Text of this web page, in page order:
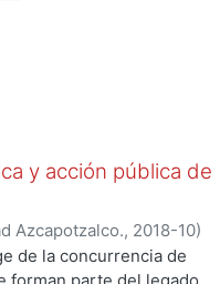
y acción pública de
Azcapotzalco., 2018-10)
;Lizarazo Arias, Diego;Pérez
Jose Othon;Aquino
de la concurrencia de